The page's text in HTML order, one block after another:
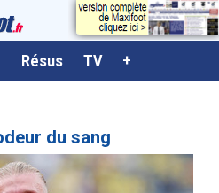
Résus TV +
du sang